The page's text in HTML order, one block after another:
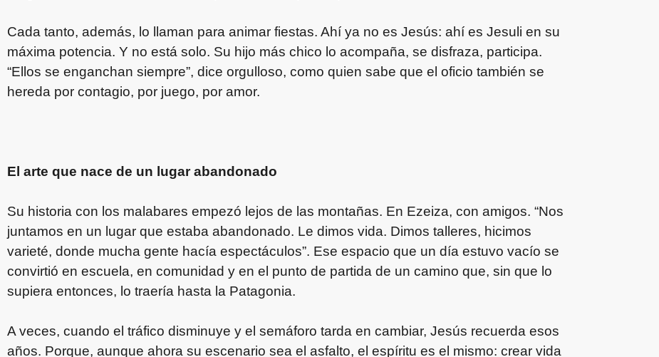
Cada tanto, además, lo llaman para animar fiestas. Ahí ya no es Jesús: ahí es Jesuli en su
máxima potencia. Y no está solo. Su hijo más chico lo acompaña, se disfraza, participa.
“Ellos se enganchan siempre”, dice orgulloso, como quien sabe que el oficio también se
hereda por contagio, por juego, por amor.
El arte que nace de un lugar abandonado
Su historia con los malabares empezó lejos de las montañas. En Ezeiza, con amigos. “Nos
juntamos en un lugar que estaba abandonado. Le dimos vida. Dimos talleres, hicimos
varieté, donde mucha gente hacía espectáculos”. Ese espacio que un día estuvo vacío se
convirtió en escuela, en comunidad y en el punto de partida de un camino que, sin que lo
supiera entonces, lo traería hasta la Patagonia.
A veces, cuando el tráfico disminuye y el semáforo tarda en cambiar, Jesús recuerda esos
años. Porque, aunque ahora su escenario sea el asfalto, el espíritu es el mismo: crear vida